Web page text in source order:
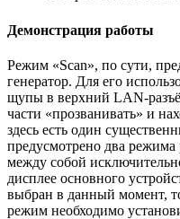
Демонстрация работы
Режим «Scan», по сути,
генератор. Для его
щупы в верхний LAN-
части «прозванивать» и
здесь есть один
предусмотрено два
между собой
дисплее основного
выбран в данный момент,
режим необходимо